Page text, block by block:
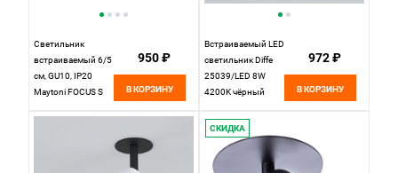
Светильник
встраиваемый 6/5
см, GU10, IP20
Maytoni FOCUS S
950 ₽
В КОРЗИНУ
Встраиваемый LED
светильник Diffe
25039/LED 8W
4200K чёрный
4,7 см
972 ₽
В КОРЗИНУ
СКИДКА